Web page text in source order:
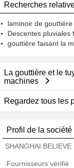
vers le bas
Recherches
laminoir de gouttière
Descentes pluviales
gouttière faisant la
La gouttière et le
machines
Regardez tous les
Profil de la société
SHANGHAI
Fournisseurs vérifié